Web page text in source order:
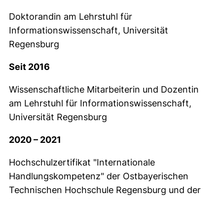
Doktorandin am Lehrstuhl für
Informationswissenschaft, Universität
Regensburg
Seit 2016
Wissenschaftliche Mitarbeiterin und Dozentin
am Lehrstuhl für Informationswissenschaft,
Universität Regensburg
2020 – 2021
Hochschulzertifikat "Internationale
Handlungskompetenz" der Ostbayerischen
Technischen Hochschule Regensburg und der